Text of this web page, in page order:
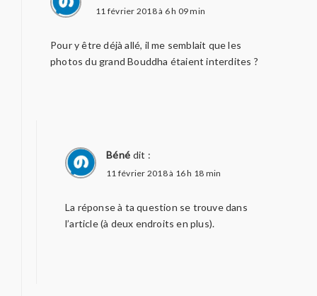
11 février 2018 à 6 h 09 min
Pour y être déjà allé, il me semblait que les
photos du grand Bouddha étaient interdites ?
Béné dit :
11 février 2018 à 16 h 18 min
La réponse à ta question se trouve dans
l’article (à deux endroits en plus).